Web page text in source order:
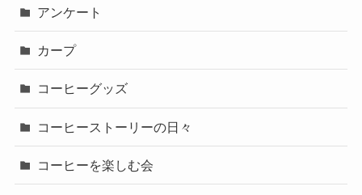
アンケート
カープ
コーヒーグッズ
コーヒーストーリーの日々
コーヒーを楽しむ会